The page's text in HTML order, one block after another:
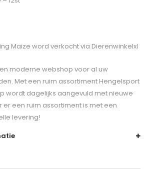
Maize word verkocht via Dierenwinkelxl
moderne webshop voor al uw
Met een ruim assortiment Hengelsport
wordt dagelijks aangevuld met nieuwe
een ruim assortiment is met een
levering!